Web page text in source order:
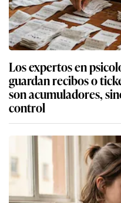
Los expertos en
guardan recibos o
son acumuladores,
control